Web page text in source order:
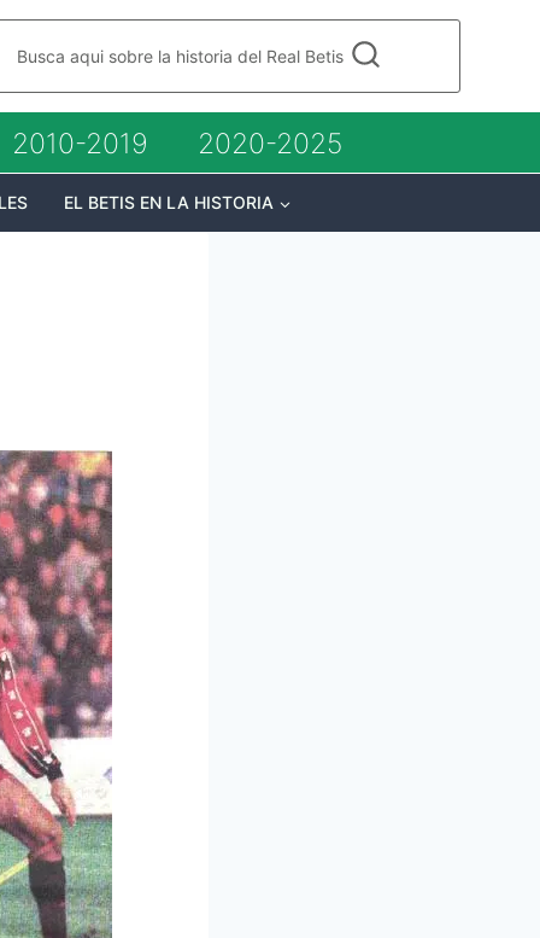
Busca aqui sobre la historia del Real Betis
2010-2019 2020-2025
EL BETIS EN LA HISTORIA